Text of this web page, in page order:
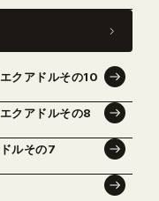
クアドルその10
クアドルその8
ルその7